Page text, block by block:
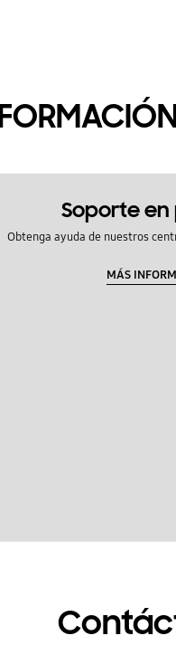
Soporte
Obtenga ayuda de nuestros
MÁS